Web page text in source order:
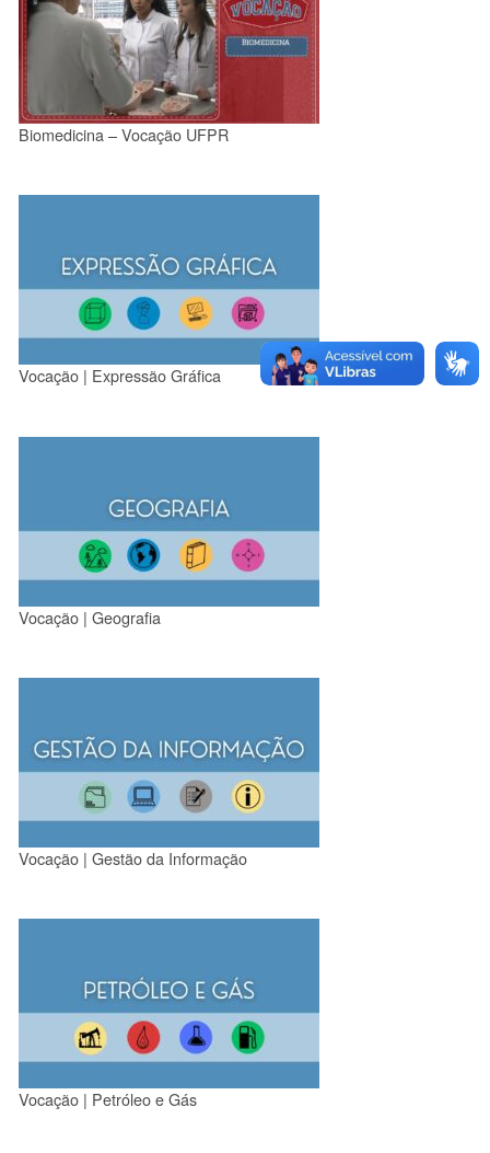
Biomedicina – Vocação UFPR
Vocação | Expressão Gráfica
Vocação | Geografia
Vocação | Gestão da Informação
Vocação | Petróleo e Gás